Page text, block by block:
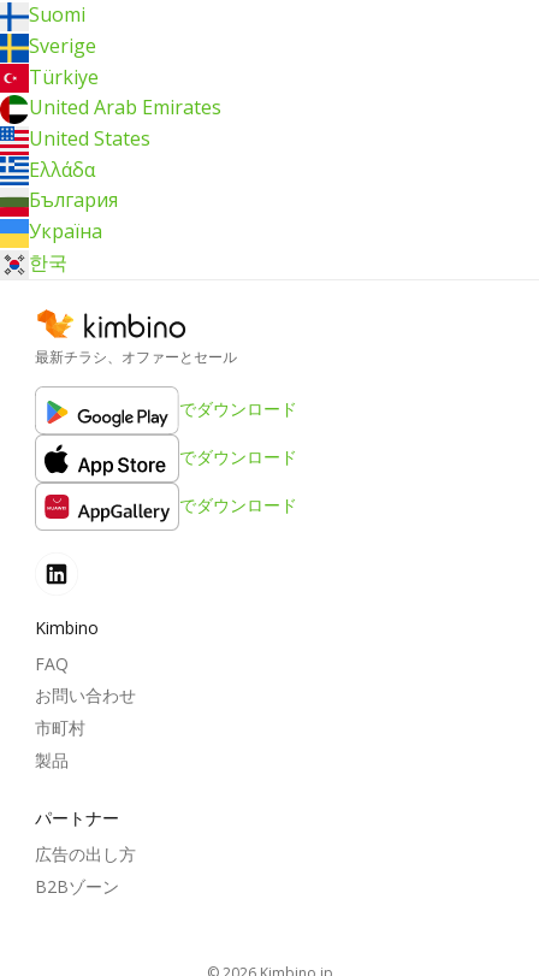
Suomi
Sverige
Türkiye
United Arab Emirates
United States
Ελλάδα
България
Україна
한국
最新チラシ、オファーとセール
でダウンロード
でダウンロード
でダウンロード
Kimbino
FAQ
お問い合わせ
市町村
製品
パートナー
広告の出し方
B2Bゾーン